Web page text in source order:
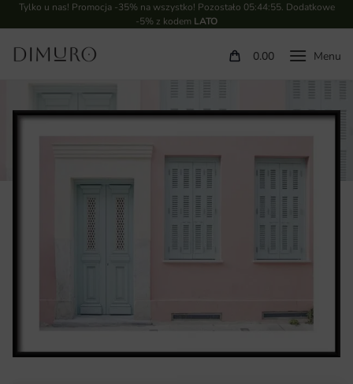
Tylko u nas! Promocja -35% na wszystko! Pozostało 05:44:54. Dodatkowe
-5% z kodem LATO
0.00